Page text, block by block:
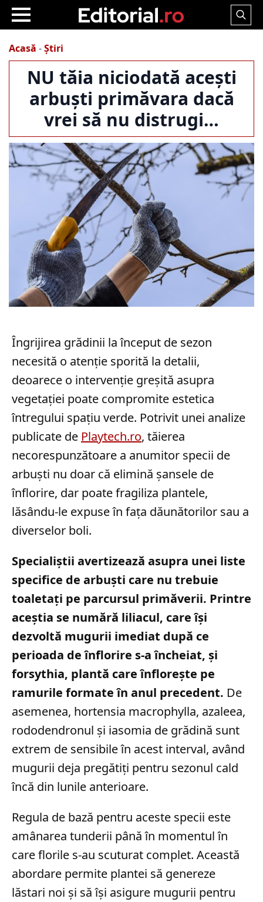
Search
Acasă -Știri
NU tăia niciodată acești
arbuști primăvara dacă
vrei să nu distrugi…
Îngrijirea grădinii la început de sezon
necesită o atenție sporită la detalii,
deoarece o intervenție greșită asupra
vegetației poate compromite estetica
întregului spațiu verde. Potrivit unei analize
publicate de Playtech.ro, tăierea
necorespunzătoare a anumitor specii de
arbuști nu doar că elimină șansele de
înflorire, dar poate fragiliza plantele,
lăsându-le expuse în fața dăunătorilor sau a
diverselor boli.
Specialiștii avertizează asupra unei liste
specifice de arbuști care nu trebuie
toaletați pe parcursul primăverii. Printre
aceștia se numără liliacul, care își
dezvoltă mugurii imediat după ce
perioada de înflorire s-a încheiat, și
forsythia, plantă care înflorește pe
ramurile formate în anul precedent. De
asemenea, hortensia macrophylla, azaleea,
rododendronul și iasomia de grădină sunt
extrem de sensibile în acest interval, având
mugurii deja pregătiți pentru sezonul cald
încă din lunile anterioare.
Regula de bază pentru aceste specii este
amânarea tunderii până în momentul în
care florile s-au scuturat complet. Această
abordare permite plantei să genereze
lăstari noi și să își asigure mugurii pentru